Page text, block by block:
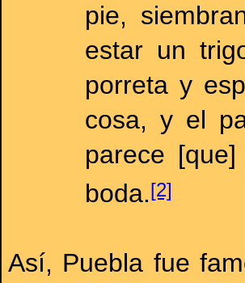
pie,
estar un
porreta y
cosa, y el
parece
boda.[2]
Así, Puebla fue